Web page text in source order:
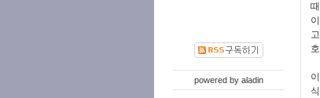
powered by aladin